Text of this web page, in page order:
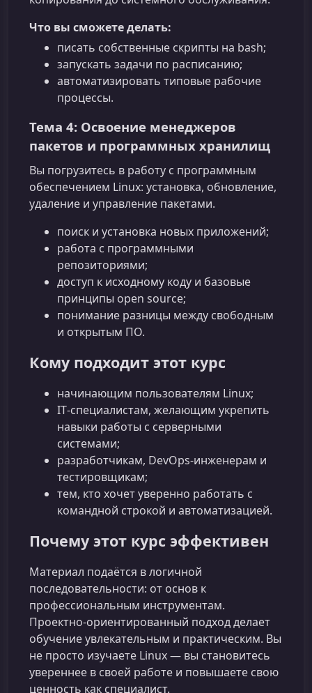
Что вы сможете делать:
писать собственные скрипты на bash;
запускать задачи по расписанию;
автоматизировать типовые рабочие
процессы.
Тема 4: Освоение менеджеров
пакетов и программных хранилищ
Вы погрузитесь в работу с программным
обеспечением Linux: установка, обновление,
удаление и управление пакетами.
поиск и установка новых приложений;
работа с программными
репозиториями;
доступ к исходному коду и базовые
принципы open source;
понимание разницы между свободным
и открытым ПО.
Кому подходит этот курс
начинающим пользователям Linux;
IT‑специалистам, желающим укрепить
навыки работы с серверными
системами;
разработчикам, DevOps‑инженерам и
тестировщикам;
тем, кто хочет уверенно работать с
командной строкой и автоматизацией.
Почему этот курс эффективен
Материал подаётся в логичной
последовательности: от основ к
профессиональным инструментам.
Проектно‑ориентированный подход делает
обучение увлекательным и практическим. Вы
не просто изучаете Linux — вы становитесь
увереннее в своей работе и повышаете свою
ценность как специалист.